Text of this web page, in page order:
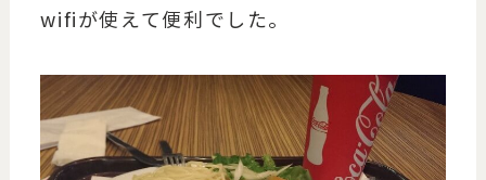
wifiが使えて便利でした。